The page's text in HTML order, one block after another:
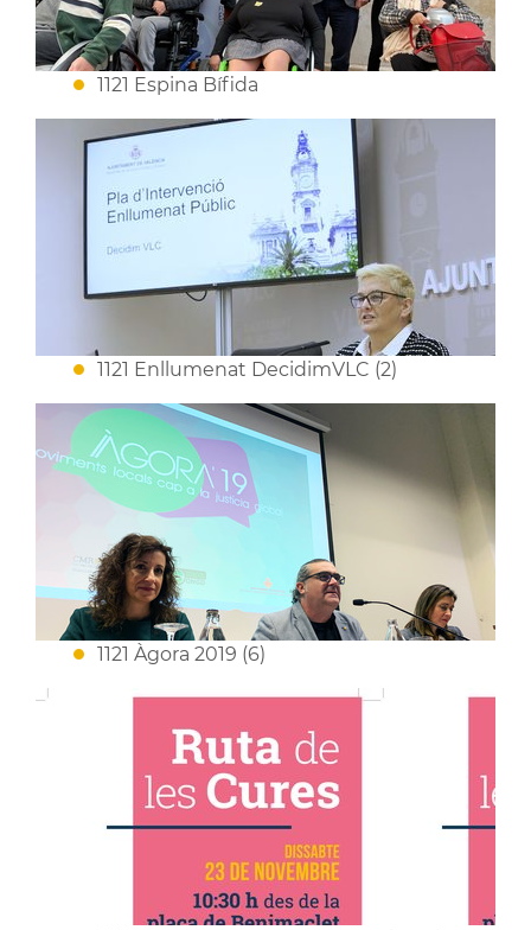
1121 Espina Bífida
1121 Enllumenat DecidimVLC (2)
1121 Àgora 2019 (6)